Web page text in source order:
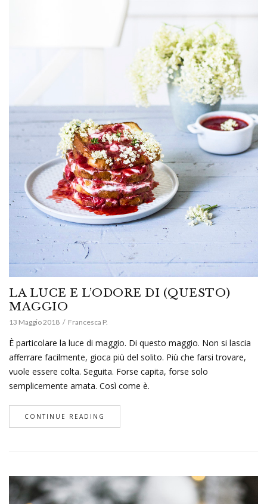
LA LUCE E L’ODORE DI (QUESTO)
MAGGIO
13 Maggio 2018 Francesca P.
È particolare la luce di maggio. Di questo maggio. Non si lascia
afferrare facilmente, gioca più del solito. Più che farsi trovare,
vuole essere colta. Seguita. Forse capita, forse solo
semplicemente amata. Così come è.
CONTINUE READING